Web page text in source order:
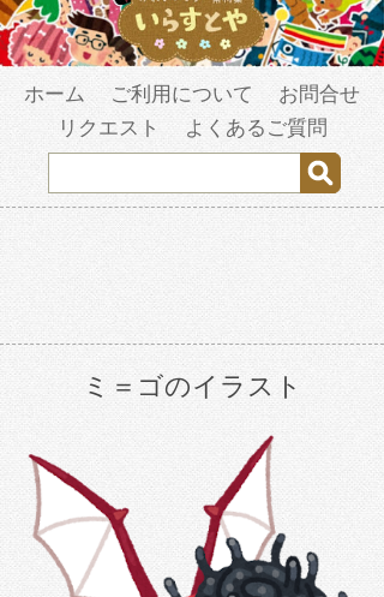
ホーム ご利用について
お問合せ
リクエスト
よくあるご質問
ミ＝ゴのイラスト